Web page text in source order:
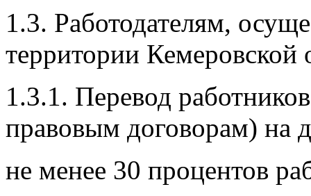
1.3. Работодателям,
территории Кемеровской
1.3.1. Перевод
правовым договорам) на
не менее 30 процентов